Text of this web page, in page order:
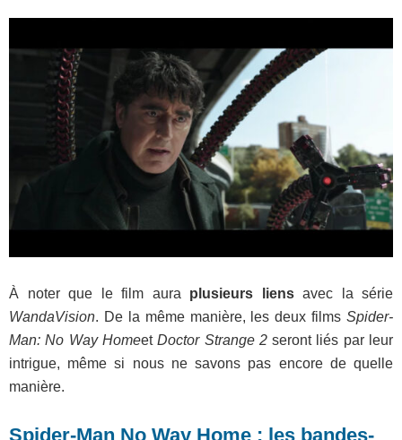
À noter que le film aura plusieurs liensavec la série
WandaVision. De la même manière, les deux films Spider-
Man: No Way HomeetDoctor Strange 2seront liés par leur
intrigue, même si nous ne savons pas encore de quelle
manière.
Spider-Man No Way Home : les bandes-